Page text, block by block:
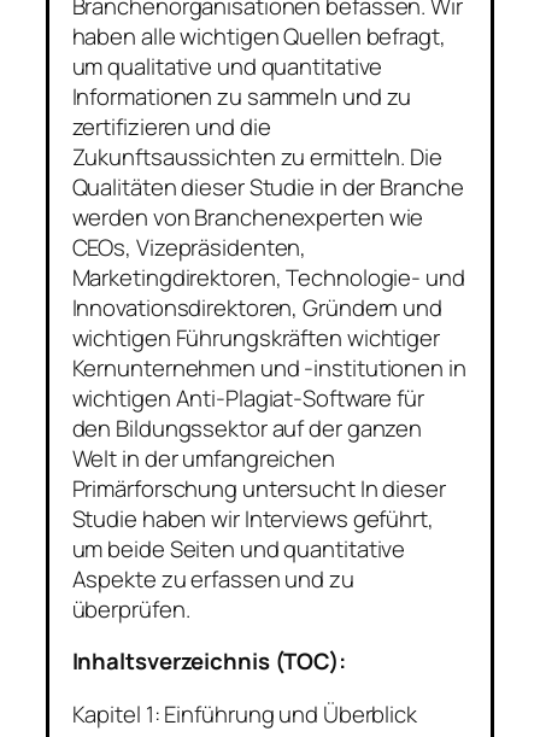
haben alle wichtigen Quellen befragt,
um qualitative und quantitative
Informationen zu sammeln und zu
zertifizieren und die
Zukunftsaussichten zu ermitteln. Die
Qualitäten dieser Studie in der Branche
werden von Branchenexperten wie
CEOs, Vizepräsidenten,
Marketingdirektoren, Technologie- und
Innovationsdirektoren, Gründern und
wichtigen Führungskräften wichtiger
Kernunternehmen und -institutionen in
wichtigen Anti-Plagiat-Software für
den Bildungssektor auf der ganzen
Welt in der umfangreichen
Primärforschung untersucht In dieser
Studie haben wir Interviews geführt,
um beide Seiten und quantitative
Aspekte zu erfassen und zu
überprüfen.
Inhaltsverzeichnis (TOC):
Kapitel 1: Einführung und Überblick